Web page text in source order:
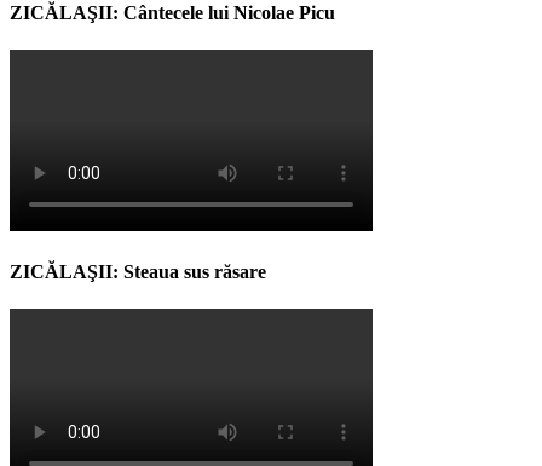
ZICĂLAŞII: Cântecele lui Nicolae Picu
ZICĂLAŞII: Steaua sus răsare